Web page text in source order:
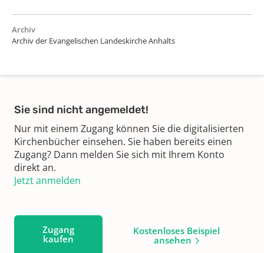
Archiv
Archiv der Evangelischen Landeskirche Anhalts
Sie sind nicht angemeldet!
Nur mit einem Zugang können Sie die digitalisierten
Kirchenbücher einsehen. Sie haben bereits einen
Zugang? Dann melden Sie sich mit Ihrem Konto
direkt an.
Jetzt anmelden
Zugang
kaufen
Kostenloses Beispiel
ansehen